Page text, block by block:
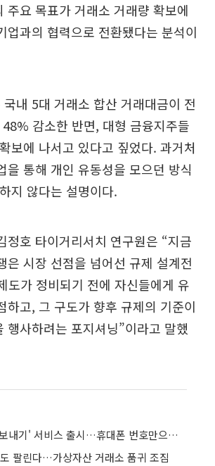
주요 목표가 거래소 거래량 확보에
업과의 협력으로 전환됐다는 분석이
내 5대 거래소 합산 거래대금이 전
감소한 반면, 대형 금융지주들
보에 나서고 있다고 짚었다. 과거처
을 통해 개인 유동성을 모으던 방식
지 않다는 설명이다.
정호 타이거리서치 연구원은 “지금
은 시장 선점을 넘어선 규제 설계전
도가 정비되기 전에 자신들에게 유
하고, 그 구도가 향후 규제의 기준이
행사하려는 포지셔닝”이라고 말했
코빗, '연락처로 보내기' 서비스 출시…휴대폰 번호만으로 가상자산 송금
팔린다…가상자산 거래소 품귀 조짐